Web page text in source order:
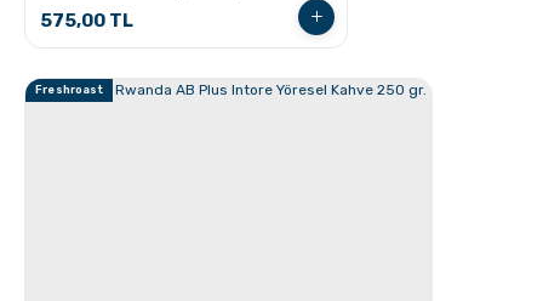
Tumbler
575,00 TL
Freshroast